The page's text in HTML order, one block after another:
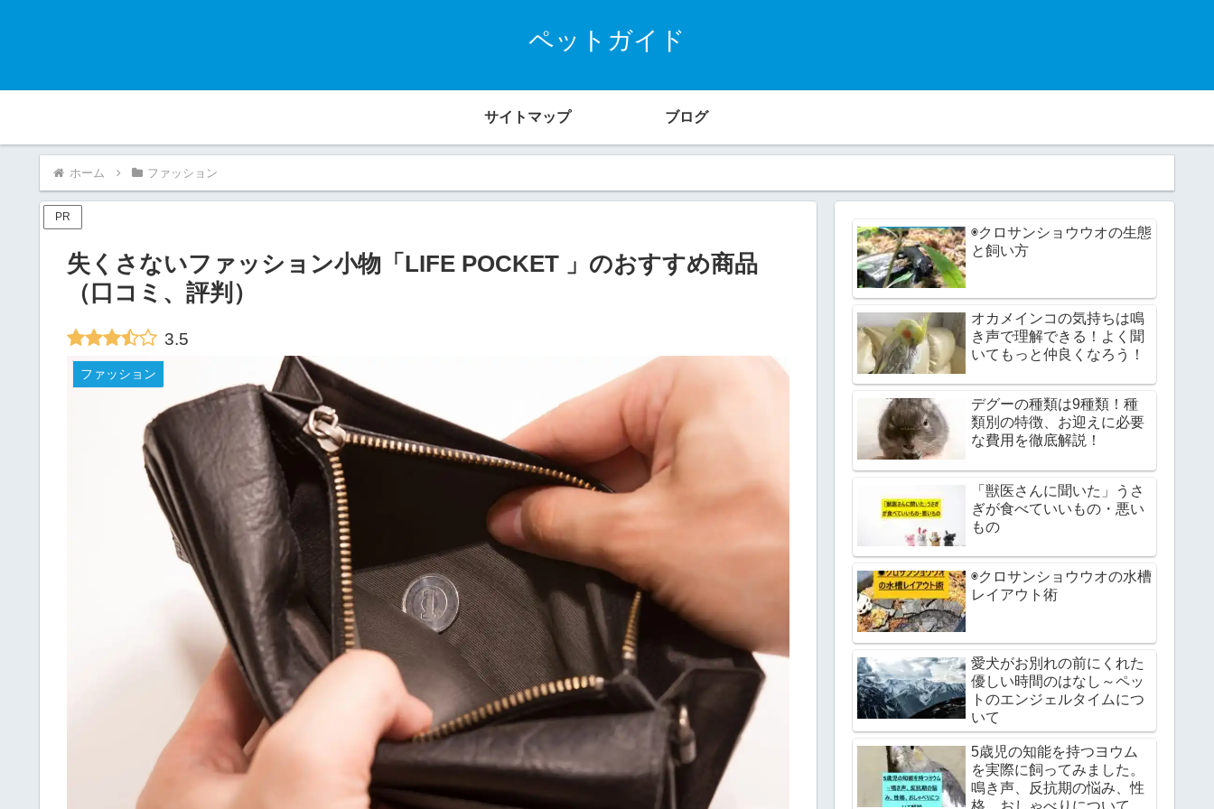
ペットガイド
サイトマップ ブログ
ホーム ファッション
PR
失くさないファッション小物「LIFE POCKET 」のおすすめ商品
（口コミ、評判）
3.5
ファッション
◉クロサンショウウオの生態
と飼い方
オカメインコの気持ちは鳴
き声で理解できる！よく聞
いてもっと仲良くなろう！
デグーの種類は9種類！種
類別の特徴、お迎えに必要
な費用を徹底解説！
「獣医さんに聞いた」うさ
ぎが食べていいもの・悪い
もの
◉クロサンショウウオの水槽
レイアウト術
愛犬がお別れの前にくれた
優しい時間のはなし～ペッ
トのエンジェルタイムにつ
いて
5歳児の知能を持つヨウム
を実際に飼ってみました。
鳴き声、反抗期の悩み、性
格、おしゃべりについて解